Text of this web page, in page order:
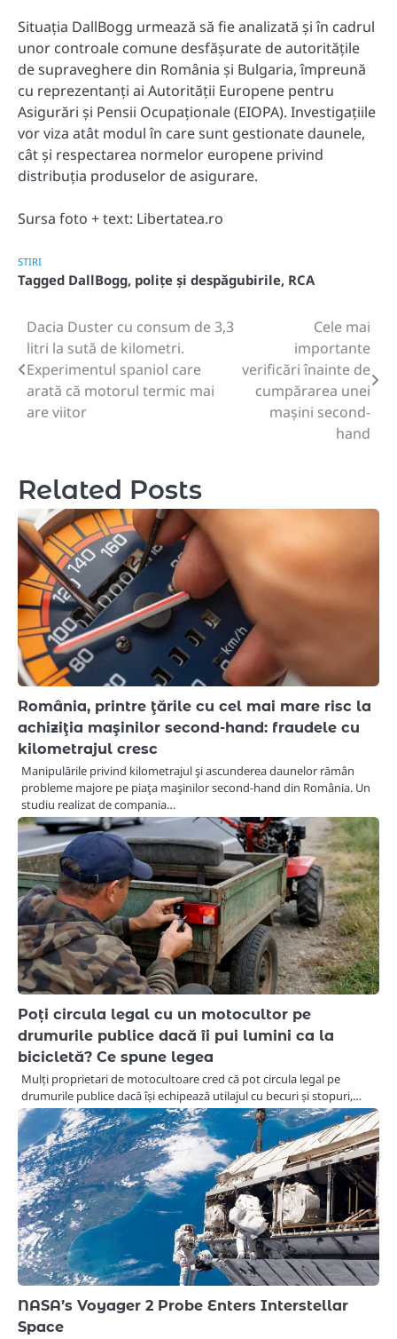
Situația DallBogg urmează să fie analizată și în cadrul
unor controale comune desfășurate de autoritățile
de supraveghere din România și Bulgaria, împreună
cu reprezentanți ai Autorității Europene pentru
Asigurări și Pensii Ocupaționale (EIOPA). Investigațiile
vor viza atât modul în care sunt gestionate daunele,
cât și respectarea normelor europene privind
distribuția produselor de asigurare.
Sursa foto + text: Libertatea.ro
STIRI
Tagged DallBogg, polițe și despăgubirile, RCA
Post
navigation
Dacia Duster cu consum de 3,3
litri la sută de kilometri.
Experimentul spaniol care
arată că motorul termic mai
are viitor
Cele mai
importante
verificări înainte de
cumpărarea unei
mașini second-
hand
Related Posts
România, printre ţările cu cel mai mare risc la
achiziţia maşinilor second-hand: fraudele cu
kilometrajul cresc
Manipulările privind kilometrajul şi ascunderea daunelor rămân
probleme majore pe piaţa maşinilor second-hand din România. Un
studiu realizat de compania…
Poți circula legal cu un motocultor pe
drumurile publice dacă îi pui lumini ca la
bicicletă? Ce spune legea
Mulți proprietari de motocultoare cred că pot circula legal pe
drumurile publice dacă își echipează utilajul cu becuri și stopuri,…
NASA’s Voyager 2 Probe Enters Interstellar
Space